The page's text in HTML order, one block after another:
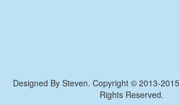
Designed By Steven. Copyright © 2013-2015
Rights Reserved.